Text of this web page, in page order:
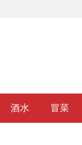
酒水 冒菜